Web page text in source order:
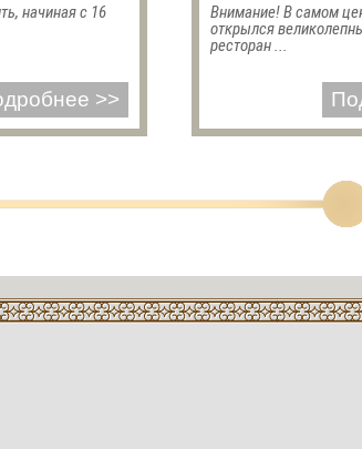
начиная с 16
>>
Внимание! В самом
открылся
ресторан ...